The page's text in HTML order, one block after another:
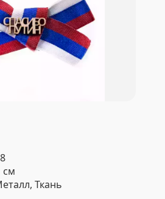
см
Ткань